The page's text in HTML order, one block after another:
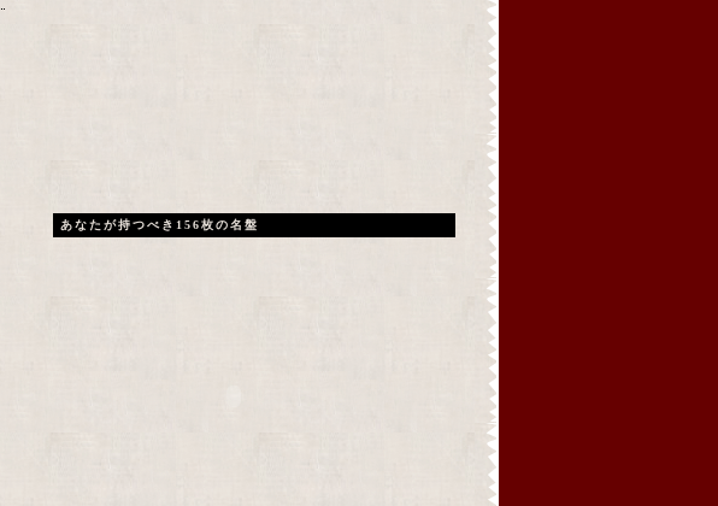
あなたが持つべき156枚の名盤